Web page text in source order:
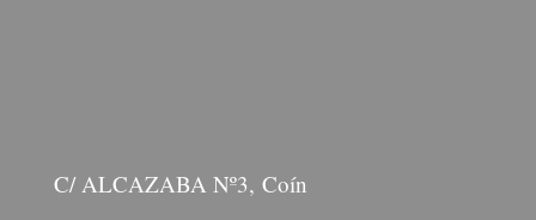
C/ ALCAZABA Nº3, Coín